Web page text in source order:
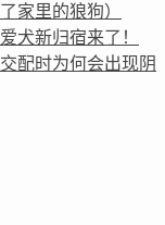
家里的狼狗）
犬新归宿来了！
配时为何会出现阴